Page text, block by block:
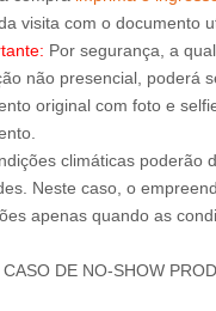
Por segurança, a
não presencial, poderá
original com foto e
climáticas
Neste caso, o
apenas quando as
CASO DE NO-SHOW